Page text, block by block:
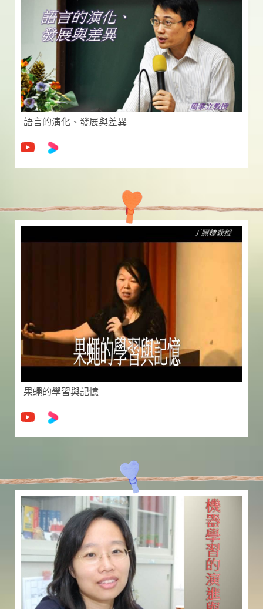
語言的演化、發展與差異
果蠅的學習與記憶